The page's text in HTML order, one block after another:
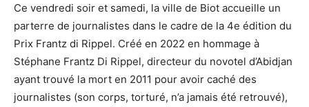
Ce vendredi soir et samedi, la ville de Biot accueille un
parterre de journalistes dans le cadre de la 4e édition du
Prix Frantz di Rippel. Créé en 2022 en hommage à
Stéphane Frantz Di Rippel, directeur du novotel d’Abidjan
ayant trouvé la mort en 2011 pour avoir caché des
journalistes (son corps, torturé, n’a jamais été retrouvé),